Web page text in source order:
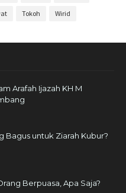
Tokoh Wirid
Arafah Ijazah KH M
Bagus untuk Ziarah Kubur?
Berpuasa, Apa Saja?